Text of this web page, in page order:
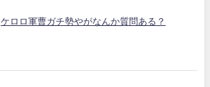
ケロロ軍曹ガチ勢やがなんか質問ある？